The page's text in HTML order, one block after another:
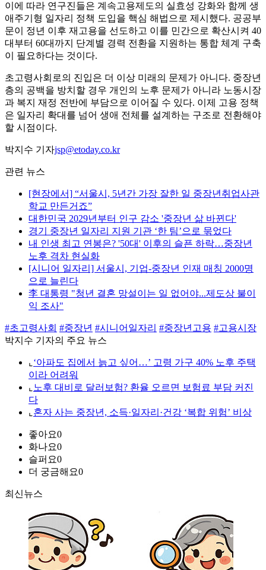
이에 따라 연구진들은 계속고용제도의 실효성 강화와 함께 생
애주기형 일자리 정책 도입을 핵심 해법으로 제시했다. 공공부
문이 정년 이후 재고용을 선도하고 이를 민간으로 확산시켜 40
대부터 60대까지 단계별 경력 전환을 지원하는 통합 체계 구축
이 필요하다는 것이다.
초고령사회로의 진입은 더 이상 미래의 문제가 아니다. 중장년
층의 공백을 방치할 경우 개인의 노후 문제가 아니라 노동시장
과 복지 재정 전반에 부담으로 이어질 수 있다. 이제 고용 정책
은 일자리 확대를 넘어 생애 전체를 설계하는 구조로 전환해야
할 시점이다.
박지수 기자jsp@etoday.co.kr
관련 뉴스
[현장에서] “서울시, 5년간 가장 잘한 일 중장년취업사관
학교 만든거죠”
대한민국 2029년부터 인구 감소 '중장년 삶 바뀐다'
경기 중장년 일자리 지원 기관 ‘한 팀’으로 묶었다
내 인생 최고 연봉은? '50대' 이후의 슬픈 하락…중장년
노후 격차 현실화
[시니어 일자리] 서울시, 기업-중장년 인재 매칭 2000명
으로 늘린다
李 대통령 "청년 결혼 망설이는 일 없어야...제도상 불이
익 조사"
#초고령사회 #중장년 #시니어일자리 #중장년고용 #고용시장
박지수 기자의 주요 뉴스
⌞ ‘아파도 집에서 늙고 싶어…’ 고령 가구 40% 노후 주택
이라 어려워
⌞ 노후 대비로 달러보험? 환율 오르면 보험료 부담 커진
다
⌞ 혼자 사는 중장년, 소득·일자리·건강 ‘복합 위험’ 비상
좋아요0
화나요0
슬퍼요0
더 궁금해요0
최신뉴스